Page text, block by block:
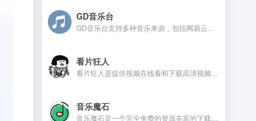
GD音乐台
看片狂人
音乐魔石